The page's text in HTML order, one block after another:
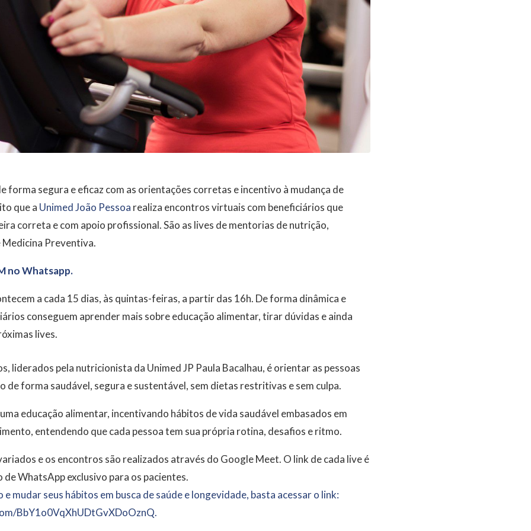
forma segura e eficaz com as orientações corretas e incentivo à mudança de
que a Unimed João Pessoa realiza encontros virtuais com beneficiários que
correta e com apoio profissional. São as lives de mentorias de nutrição,
Preventiva.
no Whatsapp.
a cada 15 dias, às quintas-feiras, a partir das 16h. De forma dinâmica e
conseguem aprender mais sobre educação alimentar, tirar dúvidas e ainda
lives.
liderados pela nutricionista da Unimed JP Paula Bacalhau, é orientar as pessoas
de forma saudável, segura e sustentável, sem dietas restritivas e sem culpa.
educação alimentar, incentivando hábitos de vida saudável embasados em
entendendo que cada pessoa tem sua própria rotina, desafios e ritmo.
e os encontros são realizados através do Google Meet. O link de cada live é
WhatsApp exclusivo para os pacientes.
mudar seus hábitos em busca de saúde e longevidade, basta acessar o link:
BbY1o0VqXhUDtGvXDoOznQ.